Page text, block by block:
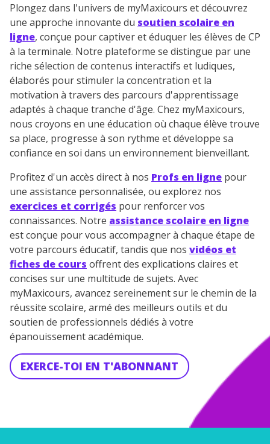
Plongez dans l'univers de myMaxicours et découvrez
une approche innovante du soutien scolaire en
ligne, conçue pour captiver et éduquer les élèves de CP
à la terminale. Notre plateforme se distingue par une
riche sélection de contenus interactifs et ludiques,
élaborés pour stimuler la concentration et la
motivation à travers des parcours d'apprentissage
adaptés à chaque tranche d'âge. Chez myMaxicours,
nous croyons en une éducation où chaque élève trouve
sa place, progresse à son rythme et développe sa
confiance en soi dans un environnement bienveillant.
Profitez d'un accès direct à nos Profs en ligne pour
une assistance personnalisée, ou explorez nos
exercices et corrigés pour renforcer vos
connaissances. Notre assistance scolaire en ligne
est conçue pour vous accompagner à chaque étape de
votre parcours éducatif, tandis que nos vidéos et
fiches de cours offrent des explications claires et
concises sur une multitude de sujets. Avec
myMaxicours, avancez sereinement sur le chemin de la
réussite scolaire, armé des meilleurs outils et du
soutien de professionnels dédiés à votre
épanouissement académique.
EXERCE-TOI EN T'ABONNANT
* Votre code d'accès sera envoyé à cette adresse e-mail. En
renseignant votre e-mail, vous consentez à ce que vos
données à caractère personnel soient traitées par SEJER, sous
la marque myMaxicours, afin que SEJER puisse vous donner
accès au service de soutien scolaire pendant 24h. Pour en
savoir plus sur la gestion de vos données personnelles et
pour exercer vos droits, vous pouvez consulter notre
charte
J’accepte de recevoir les actualités et des
communications de la part de
myMaxicours.
Votre adresse e-mail sera exclusivement utilisée pour
vous envoyer notre newsletter. Vous pourrez vous
désinscrire à tout moment, à travers le lien de
désinscription présent dans chaque newsletter. Pour
en savoir plus sur la gestion de vos données
personnelles et pour exercer vos droits, vous pouvez
consulternotre charte.